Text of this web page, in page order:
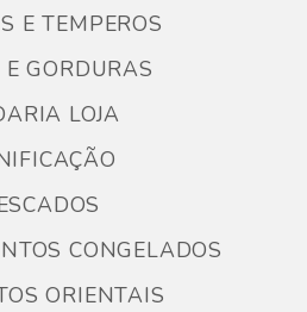
E TEMPEROS
E GORDURAS
LOJA
CONGELADOS
ORIENTAIS